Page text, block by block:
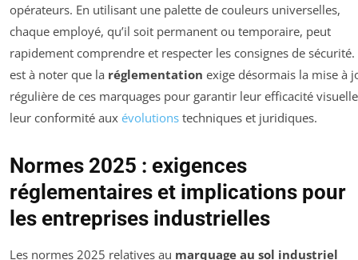
opérateurs. En utilisant une palette de couleurs universelles,
chaque employé, qu’il soit permanent ou temporaire, peut
rapidement comprendre et respecter les consignes de sécurité.
est à noter que la réglementation exige désormais la mise à
régulière de ces marquages pour garantir leur efficacité
leur conformité aux évolutions techniques et juridiques.
Normes 2025 : exigences
réglementaires et implications pour
les entreprises industrielles
Les normes 2025 relatives au marquage au sol industriel